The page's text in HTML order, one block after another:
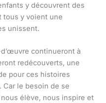
y découvrent des
tous y voient une
unissent.
continueront à
redécouverts, une
pour ces histoires
Car le besoin de se
élève, nous inspire et